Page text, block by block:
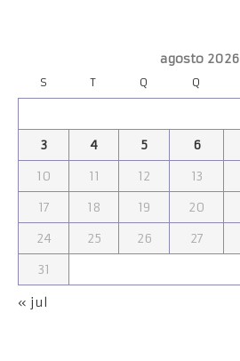
agosto 2026
S T Q Q
3
4 5 6
10
11 12 13
17
18 19 20
24
25 26 27
31
« jul